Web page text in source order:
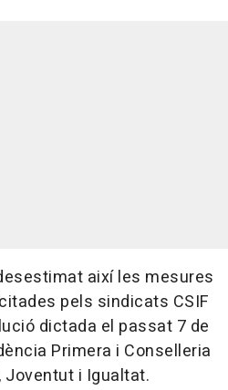
així les mesures
pels sindicats CSIF
dictada el passat 7 de
Primera i Conselleria
Joventut i Igualtat.